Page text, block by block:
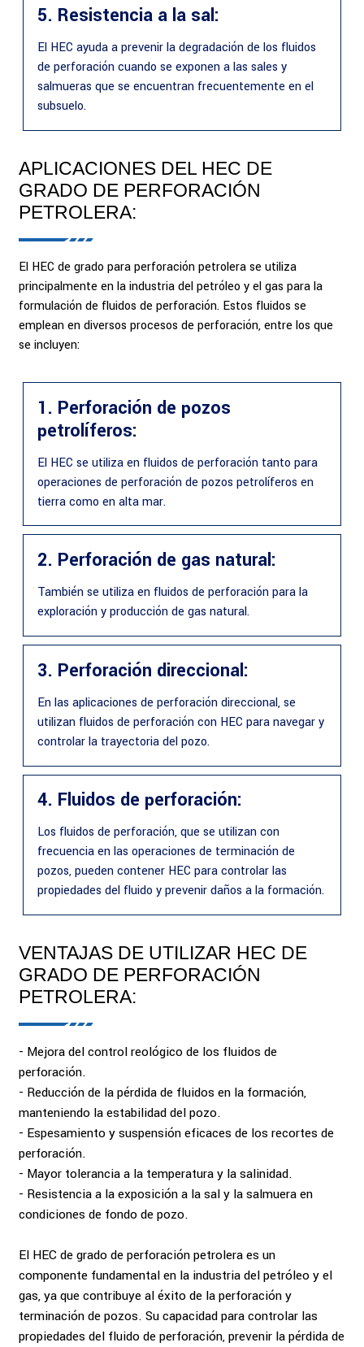
5. Resistencia a la sal:
El HEC ayuda a prevenir la degradación de los fluidos
de perforación cuando se exponen a las sales y
salmueras que se encuentran frecuentemente en el
subsuelo.
APLICACIONES DEL HEC DE
GRADO DE PERFORACIÓN
PETROLERA:
El HEC de grado para perforación petrolera se utiliza
principalmente en la industria del petróleo y el gas para la
formulación de fluidos de perforación. Estos fluidos se
emplean en diversos procesos de perforación, entre los que
se incluyen:
1. Perforación de pozos
petrolíferos:
El HEC se utiliza en fluidos de perforación tanto para
operaciones de perforación de pozos petrolíferos en
tierra como en alta mar.
2. Perforación de gas natural:
También se utiliza en fluidos de perforación para la
exploración y producción de gas natural.
3. Perforación direccional:
En las aplicaciones de perforación direccional, se
utilizan fluidos de perforación con HEC para navegar y
controlar la trayectoria del pozo.
4. Fluidos de perforación:
Los fluidos de perforación, que se utilizan con
frecuencia en las operaciones de terminación de
pozos, pueden contener HEC para controlar las
propiedades del fluido y prevenir daños a la formación.
VENTAJAS DE UTILIZAR HEC DE
GRADO DE PERFORACIÓN
PETROLERA:
- Mejora del control reológico de los fluidos de
perforación.
- Reducción de la pérdida de fluidos en la formación,
manteniendo la estabilidad del pozo.
- Espesamiento y suspensión eficaces de los recortes de
perforación.
- Mayor tolerancia a la temperatura y la salinidad.
- Resistencia a la exposición a la sal y la salmuera en
condiciones de fondo de pozo.
El HEC de grado de perforación petrolera es un
componente fundamental en la industria del petróleo y el
gas, ya que contribuye al éxito de la perforación y
terminación de pozos. Su capacidad para controlar las
propiedades del fluido de perforación, prevenir la pérdida de